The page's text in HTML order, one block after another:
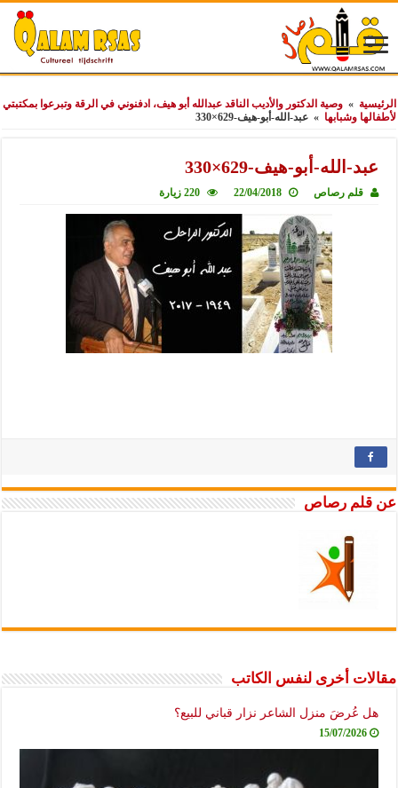
الرئيسية » وصية الدكتور والأديب الناقد عبدالله أبو هيف، ادفنوني في الرقة وتبرعوا بمكتبتي
لأطفالها وشبابها » عبد-الله-أبو-هيف-629×330
عبد-الله-أبو-هيف-629×330
قلم رصاص 22/04/2018 220 زيارة
عن قلم رصاص
مقالات أخرى لنفس الكاتب
هل عُرضَ منزل الشاعر نزار قباني للبيع؟
15/07/2026